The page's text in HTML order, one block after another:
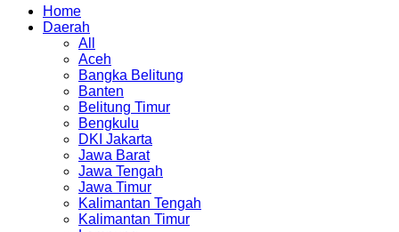
Home
Daerah
All
Aceh
Bangka Belitung
Banten
Belitung Timur
Bengkulu
DKI Jakarta
Jawa Barat
Jawa Tengah
Jawa Timur
Kalimantan Tengah
Kalimantan Timur